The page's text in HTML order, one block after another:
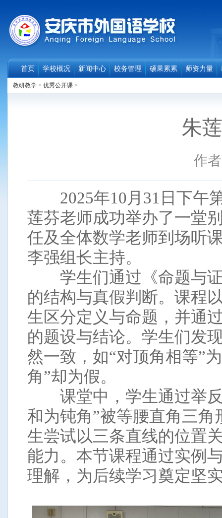
首页 学校概况 新闻中心 校务管理 硕果累累 师资力量
教研教学 > 优秀公开课 >
朱
作
2025年10月31日下午
莲芬老师成功举办了一堂
任及全体数学老师到场听
李强组长主持。
学生们通过《命题与证
的结构与真假判断。课程
生区分定义与命题，并通
的题设与结论。学生们发
然一致，如“对顶角相等”
角”却为假。
课堂中，学生通过举反
和为钝角”被等腰直角三
生尝试以三条直线的位置
能力。本节课程通过实例
理解，为后续学习奠定坚